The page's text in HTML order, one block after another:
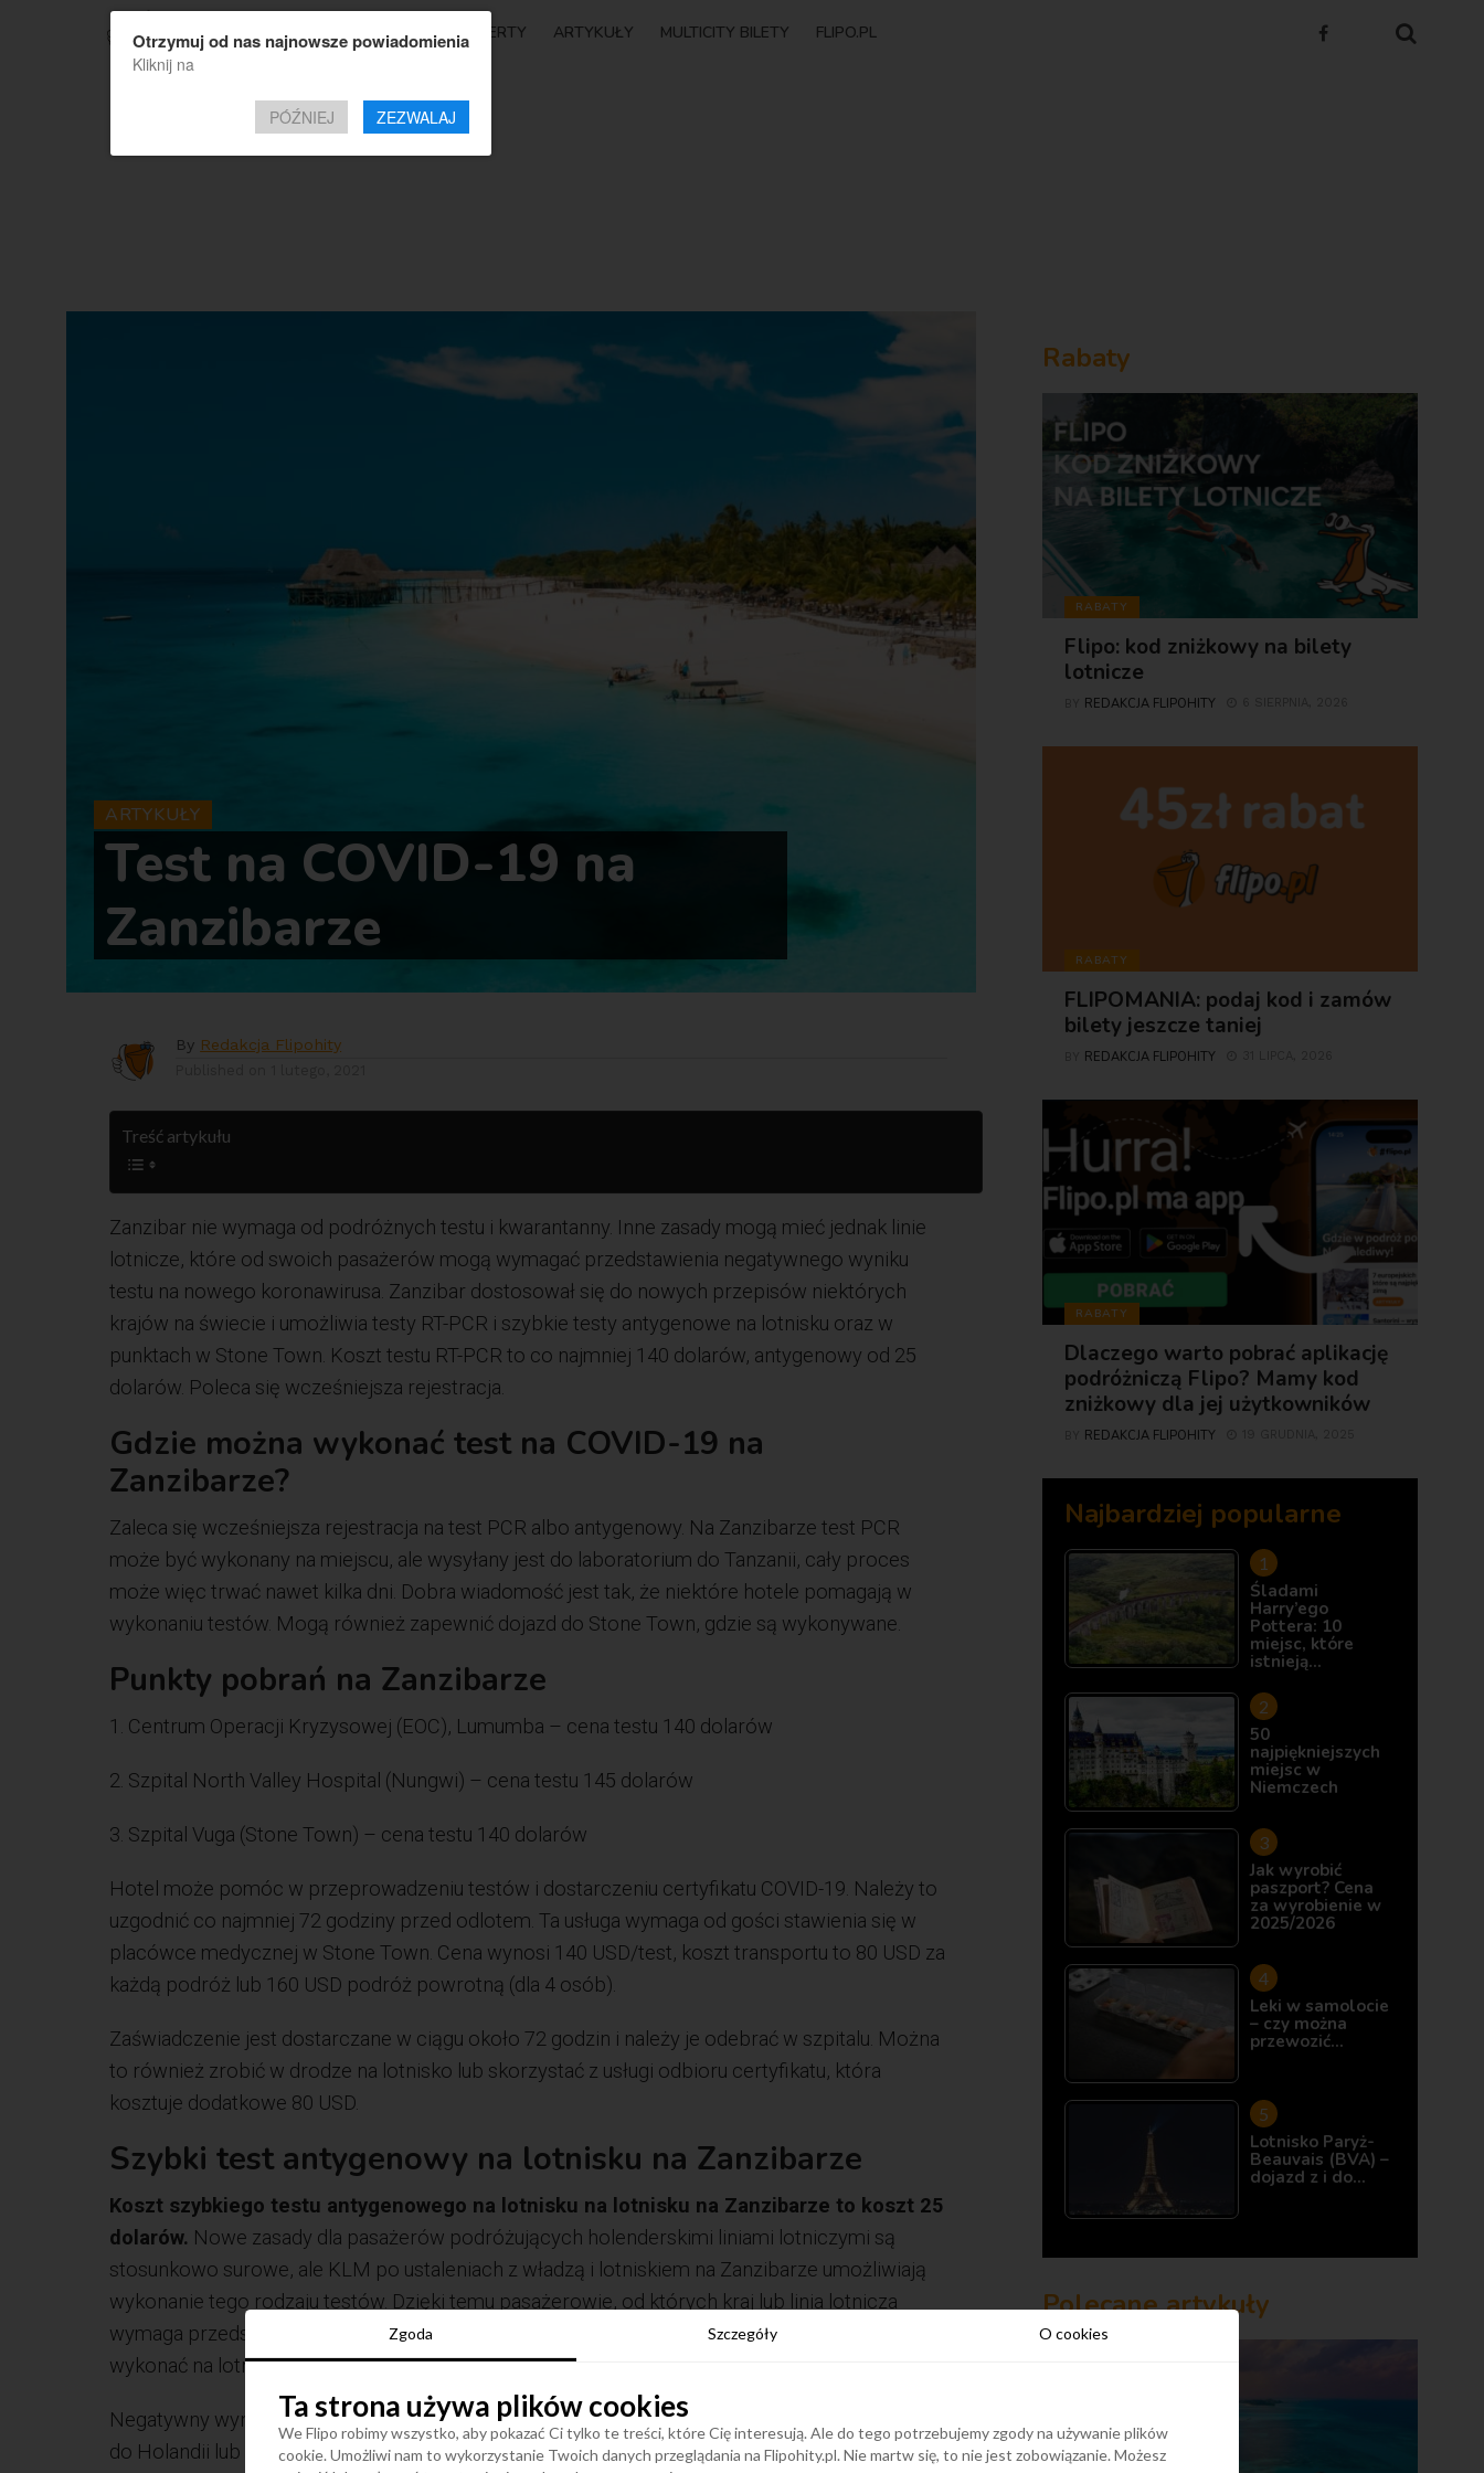
TOP OFERTY ARTYKUŁY MULTICITY BILETY FLIPO.PL
ARTYKUŁY
Test na COVID-19 na
Zanzibarze
By Redakcja Flipohity
Treść artykułu
Zanzibar nie wymaga od podróżnych testu i kwarantanny. Inne zasady mogą mieć jednak linie
lotnicze, które od swoich pasażerów mogą wymagać przedstawienia negatywnego wyniku
testu na nowego koronawirusa. Zanzibar dostosował się do nowych przepisów niektórych
krajów na świecie i umożliwia testy RT-PCR i szybkie testy antygenowe na lotnisku oraz w
punktach w Stone Town. Koszt testu RT-PCR to co najmniej 140 dolarów, antygenowy od 25
dolarów. Poleca się wcześniejsza rejestracja.
Gdzie można wykonać test na COVID-19 na
Zanzibarze?
Zaleca się wcześniejsza rejestracja na test PCR albo antygenowy. Na Zanzibarze test PCR
może być wykonany na miejscu, ale wysyłany jest do laboratorium do Tanzanii, cały proces
może więc trwać nawet kilka dni. Dobra wiadomość jest tak, że niektóre hotele pomagają w
wykonaniu testów. Mogą również zapewnić dojazd do Stone Town, gdzie są wykonywane.
Punkty pobrań na Zanzibarze
1. Centrum Operacji Kryzysowej (EOC), Lumumba – cena testu 140 dolarów
2. Szpital North Valley Hospital (Nungwi) – cena testu 145 dolarów
3. Szpital Vuga (Stone Town) – cena testu 140 dolarów
Hotel może pomóc w przeprowadzeniu testów i dostarczeniu certyfikatu COVID-19. Należy to
uzgodnić co najmniej 72 godziny przed odlotem. Ta usługa wymaga od gości stawienia się w
placówce medycznej w Stone Town. Cena wynosi 140 USD/test, koszt transportu to 80 USD za
każdą podróż lub 160 USD podróż powrotną (dla 4 osób).
Zaświadczenie jest dostarczane w ciągu około 72 godzin i należy je odebrać w szpitalu. Można
to również zrobić w drodze na lotnisko lub skorzystać z usługi odbioru certyfikatu, która
kosztuje dodatkowe 80 USD.
Szybki test antygenowy na lotnisku na Zanzibarze
Koszt szybkiego testu antygenowego na lotnisku na lotnisku na Zanzibarze to koszt 25
dolarów. Nowe zasady dla pasażerów podróżujących holenderskimi liniami lotniczymi są
stosunkowo surowe, ale KLM po ustaleniach z władzą i lotniskiem na Zanzibarze umożliwiają
wykonanie tego rodzaju testów. Dzięki temu pasażerowie, od których kraj lub linia lotnicza
wymaga przedstawienia negatywnego wyniku szybkiego testu antygenowego, będą go mogli
wykonać na lotnisku na Zanzibarze.
Negatywny wynik testu PCR oraz antygenowego jest wymagany przez Holandię – podróżujący
do Holandii lub z przesiadką w tym kraju muszą wykonać oba testy. Koszt szybkiego testu
Rabaty
RABATY
Flipo: kod zniżkowy na bilety
lotnicze
REDAKCJA FLIPOHITY
RABATY
FLIPOMANIA: podaj kod i zamów
bilety jeszcze taniej
REDAKCJA FLIPOHITY
RABATY
Dlaczego warto pobrać aplikację
podróżniczą Flipo? Mamy kod
zniżkowy dla jej użytkowników
REDAKCJA FLIPOHITY
Najbardziej popularne
Śladami
Harry’ego
Pottera: 10
miejsc, które
istnieją…
50
najpiękniejszych
miejsc w
Niemczech
Jak wyrobić
paszport? Cena
za wyrobienie w
2025/2026
Leki w samolocie
– czy można
przewozić…
Lotnisko Paryż-
Beauvais (BVA) –
dojazd z i do…
Polecane artykuły
Zgoda Szczegóły O cookies
Ta strona używa plików cookies
We Flipo robimy wszystko, aby pokazać Ci tylko te treści, które Cię interesują. Ale do tego potrzebujemy zgody na używanie plików
cookie. Umożliwi nam to wykorzystanie Twoich danych przeglądania na Flipohity.pl. Nie martw się, to nie jest zobowiązanie. Możesz
Otrzymuj od nas najnowsze powiadomienia
Kliknij na
PÓŹNIEJ ZEZWALAJ